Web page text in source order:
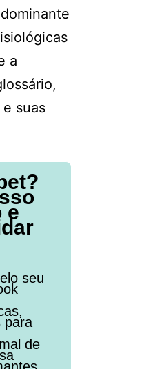
a
suas
e
seu
para
de